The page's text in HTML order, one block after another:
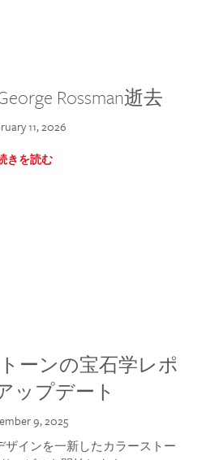
Rossman逝去
11, 2026
きを読む
ーンの宝石学レポ
ップデート
9, 2025
ザインを一新したカラーストー